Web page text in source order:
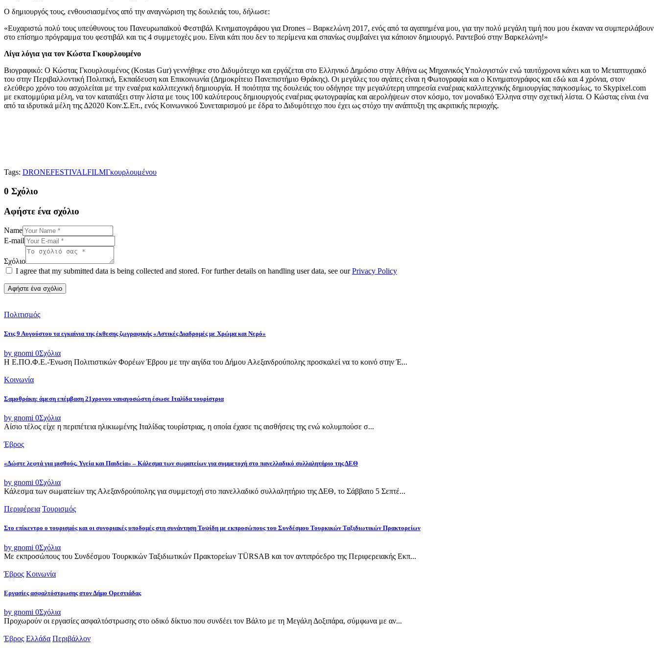
Ο δημιουργός τους, ενθουσιασμένος από την αναγνώριση της δουλειάς του, δήλωσε:
«Ευχαριστώ πολύ τους υπεύθυνους του Πανευρωπαϊκού Φεστιβάλ Κινηματογράφου για Drones – Βαρκελώνη 2017, ενός από τα αγαπημένα μου, για την πολύ μεγάλη τιμή που μου έκαναν να συμπεριλάβουν
στο επίσημο πρόγραμμα του φεστιβάλ και τις 4 συμμετοχές μου. Είναι κάτι που δεν το περίμενα και σπανίως συμβαίνει για κάποιον δημιουργό. Ραντεβού στην Βαρκελώνη!»
Λίγα λόγια για τον Κώστα Γκουρλουμένο
Βιογραφικό: Ο Κώστας Γκουρλουμένος (Kostas Gur) γεννήθηκε στο Διδυμότειχο και εργάζεται στο Ελληνικό Δημόσιο στην Αθήνα ως Μηχανικός Υπολογιστών ενώ ταυτόχρονα κάνει και το Μεταπτυχιακό
του στην Περιβαλλοντική Πολιτική, Εκπαίδευση και Επικοινωνία (Δημοκρίτειο Πανεπιστήμιο Θράκης). Οι μεγάλες του αγάπες είναι η Φωτογραφία και ο Κινηματογράφος και εδώ και 4 χρόνια, στον
ελεύθερο χρόνο του ασχολείται με την εναέρια καλλιτεχνική δημιουργία. Η ποιότητα της δουλειάς του οδήγησε την μεγαλύτερη υπηρεσία εναέριας καλλιτεχνικής δημιουργίας παγκοσμίως, το Skypixel.com
με εκατομμύρια μέλη, να τον κατατάξει στην λίστα με τους 100 καλύτερους δημιουργούς εναέριας φωτογραφίας και αερολήψεων στον κόσμο, τον μοναδικό Έλληνα στην σχετική λίστα. Ο Κώστας είναι ένα
από τα ιδρυτικά μέλη της Δ2020 Κοιν.Σ.Επ., ενός Κοινωνικού Συνεταιρισμού με έδρα το Διδυμότειχο που έχει ως στόχο την ανάπτυξη της ακριτικής περιοχής.
Tags: DRONEFESTIVALFILMΓκουρλουμένου
0 Σχόλιο
Αφήστε ένα σχόλιο
Name
E-mail
Σχόλιο
I agree that my submitted data is being collected and stored. For further details on handling user data, see ourPrivacy Policy
Πολιτισμός
Στις 9 Αυγούστου τα εγκαίνια της έκθεσης ζωγραφικής «Αστικές Διαδρομές με Χρώμα και Νερό»
by gnomi 0Σχόλια
Η Ε.ΠΟ.Φ.Ε.-Ένωση Πολιτιστικών Φορέων Έβρου με την αιγίδα του Δήμου Αλεξανδρούπολης προσκαλεί να το κοινό στην Έ...
Κοινωνία
Σαμοθράκη: άμεση επέμβαση 21χρονου ναυαγοσώστη έσωσε Ιταλίδα τουρίστρια
by gnomi 0Σχόλια
Αίσιο τέλος είχε η περιπέτεια ηλικιωμένης Ιταλίδας τουρίστριας, η οποία έχασε τις αισθήσεις της ενώ κολυμπούσε σ...
Έβρος
«Δώστε λεφτά για μισθούς, Υγεία και Παιδεία» – Κάλεσμα των σωματείων για συμμετοχή στο πανελλαδικό συλλαλητήριο της ΔΕΘ
by gnomi 0Σχόλια
Κάλεσμα των σωματείων της Αλεξανδρούπολης για συμμετοχή στο πανελλαδικό συλλαλητήριο της ΔΕΘ, το Σάββατο 5 Σεπτέ...
Περιφέρεια Τουρισμός
Στο επίκεντρο ο τουρισμός και οι συνοριακές υποδομές στη συνάντηση Τοψίδη με εκπροσώπους του Συνδέσμου Τουρκικών Ταξιδιωτικών Πρακτορείων
by gnomi 0Σχόλια
Με εκπροσώπους του Συνδέσμου Τουρκικών Ταξιδιωτικών Πρακτορείων TÜRSAB και τον αντιπρόεδρο της Περιφερειακής Εκπ...
Έβρος Κοινωνία
Εργασίες ασφαλτόστρωσης στον Δήμο Ορεστιάδας
by gnomi 0Σχόλια
Προχωρούν οι εργασίες ασφαλτόστρωσης στο οδικό δίκτυο που συνδέει τον Βάλτο με τη Μεγάλη Δοξιπάρα, σύμφωνα με αν...
Έβρος Ελλάδα Περιβάλλον